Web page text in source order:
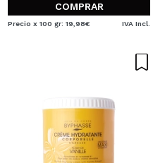
COMPRAR
Precio x 100 gr: 19,98€ IVA Incl.